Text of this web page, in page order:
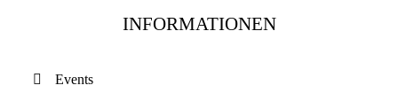
INFORMATIONEN
Events